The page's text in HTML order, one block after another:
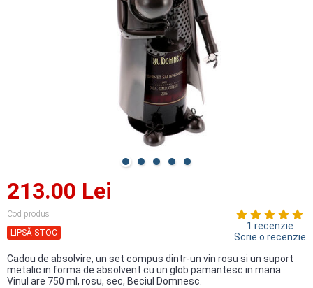
213.00 Lei
Cod produs
LIPSĂ STOC
1 recenzie
Scrie o recenzie
Cadou de absolvire, un set compus dintr-un vin rosu si un suport
metalic in forma de absolvent cu un glob pamantesc in mana.
Vinul are 750 ml, rosu, sec, Beciul Domnesc.